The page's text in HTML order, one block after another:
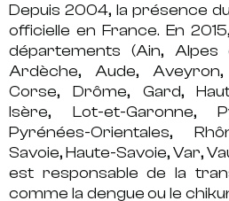
Depuis 2004, la présence
officielle en France. En
départements (Ain, Alpes
Ardèche, Aude, Aveyron,
Corse, Drôme, Gard,
Isère, Lot-et-Garonne,
Pyrénées-Orientales,
Savoie, Haute-Savoie, Var,
est responsable de la
comme la dengue ou le